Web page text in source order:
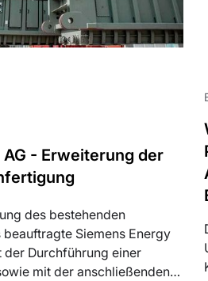
- Erweiterung der
des bestehenden
Siemens Energy
der Durchführung einer
mit der anschließenden